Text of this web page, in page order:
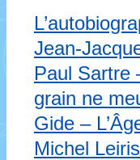
Jean-
Paul Sartre
grain ne
Gide –
Michel Leiris